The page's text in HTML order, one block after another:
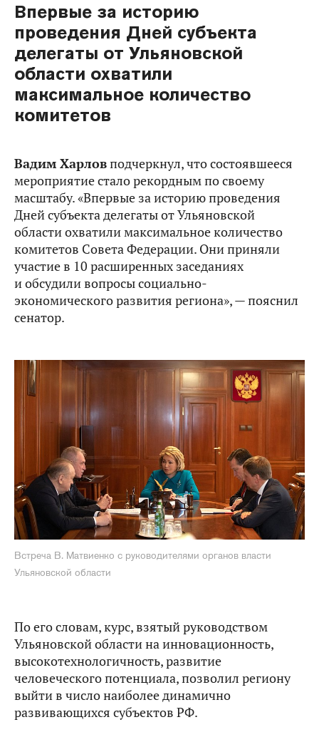
Впервые за историю
проведения Дней субъекта
делегаты от Ульяновской
области охватили
максимальное количество
комитетов
Вадим Харловподчеркнул, что состоявшееся
мероприятие стало рекордным по своему
масштабу. «Впервые за историю проведения
Дней субъекта делегаты от Ульяновской
области охватили максимальное количество
комитетов Совета Федерации. Они приняли
участие в 10 расширенных заседаниях
и обсудили вопросы социально-
экономического развития региона», — пояснил
сенатор.
Встреча В. Матвиенко с руководителями органов власти
Ульяновской области
По его словам, курс, взятый руководством
Ульяновской области на инновационность,
высокотехнологичность, развитие
человеческого потенциала, позволил региону
выйти в число наиболее динамично
развивающихся субъектов РФ.